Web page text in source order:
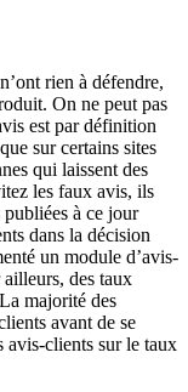
rien à défendre,
On ne peut pas
est par définition
sur certains sites
qui laissent des
les faux avis, ils
à ce jour
dans la décision
un module d’avis-
des taux
majorité des
avant de se
avis-clients sur le taux